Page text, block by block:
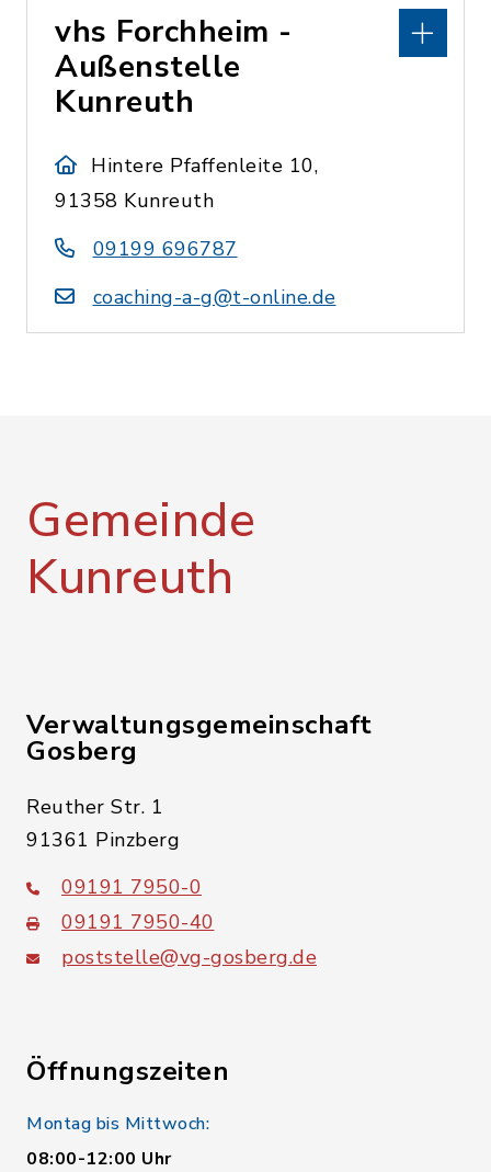
vhs Forchheim -
Außenstelle
Kunreuth
Hintere Pfaffenleite 10,
91358 Kunreuth
09199 696787
coaching-a-g@t-online.de
Gemeinde
Kunreuth
Verwaltungsgemeinschaft
Gosberg
Reuther Str. 1
91361 Pinzberg
09191 7950-0
09191 7950-40
poststelle@vg-gosberg.de
Öffnungszeiten
Montag bis Mittwoch:
08:00-12:00 Uhr